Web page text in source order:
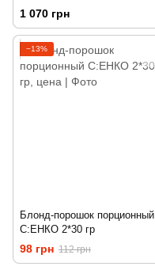
гр
1 070 грн
−13%
Блонд-порошок порционный
С:ЕНКО 2*30 гр
98 грн 112 грн